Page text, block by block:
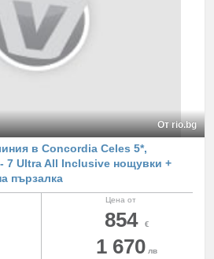
От rio.bg
в Concordia Celes 5*,
7 Ultra All Inclusive нощувки +
пързалка
Цена от
854 €
1 670 лв